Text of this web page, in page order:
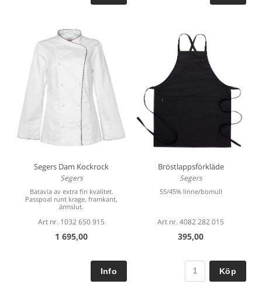
Segers Dam Kockrock
Segers
Batavia av extra fin kvalitet.
Passpoal runt krage, framkant,
ärmslut.
Art nr. 1032 650 915
1 695,00
Bröstlappsförkläde
Segers
55/45% linne/bomull
Art nr. 4082 282 015
395,00
Köp